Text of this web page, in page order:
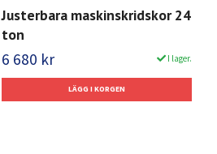
Justerbara maskinskridskor 24
ton
6 680 kr I lager.